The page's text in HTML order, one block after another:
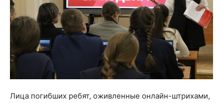
Лица погибших ребят, оживленные онлайн-штрихами,